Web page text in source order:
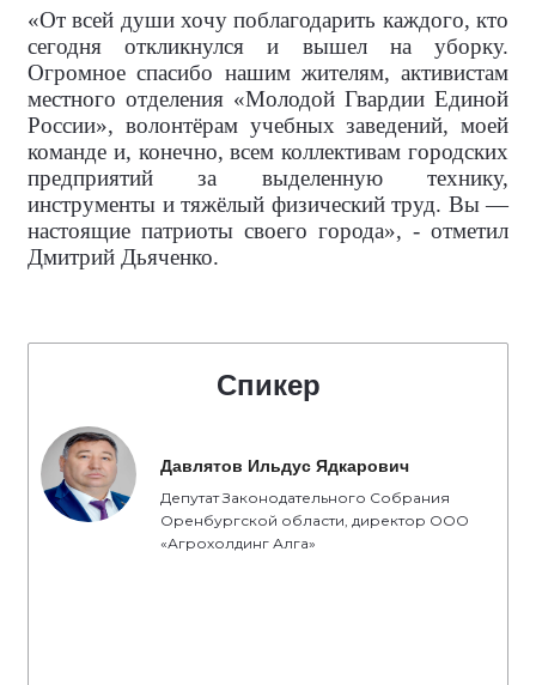
«От всей души хочу поблагодарить каждого, кто
сегодня откликнулся и вышел на уборку.
Огромное спасибо нашим жителям, активистам
местного отделения «Молодой Гвардии Единой
России», волонтёрам учебных заведений, моей
команде и, конечно, всем коллективам городских
предприятий за выделенную технику,
инструменты и тяжёлый физический труд. Вы —
настоящие патриоты своего города», - отметил
Дмитрий Дьяченко.
Спикер
Давлятов Ильдус Ядкарович
Депутат Законодательного Собрания
Оренбургской области, директор ООО
«Агрохолдинг Алга»